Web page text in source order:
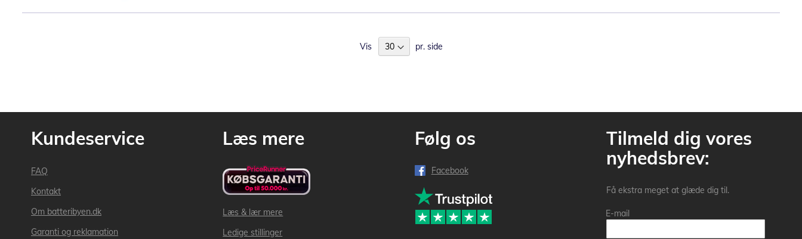
Vis pr. side
Kundeservice
FAQ
Kontakt
Om batteribyen.dk
Garanti og reklamation
Læs mere
Læs & lær mere
Ledige stillinger
Følg os
Facebook
Tilmeld dig vores
nyhedsbrev:
Få ekstra meget at glæde dig til.
E-mail